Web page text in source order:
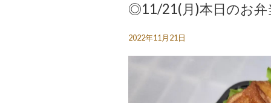
◎11/21(月)本日のお
2022年11月21日